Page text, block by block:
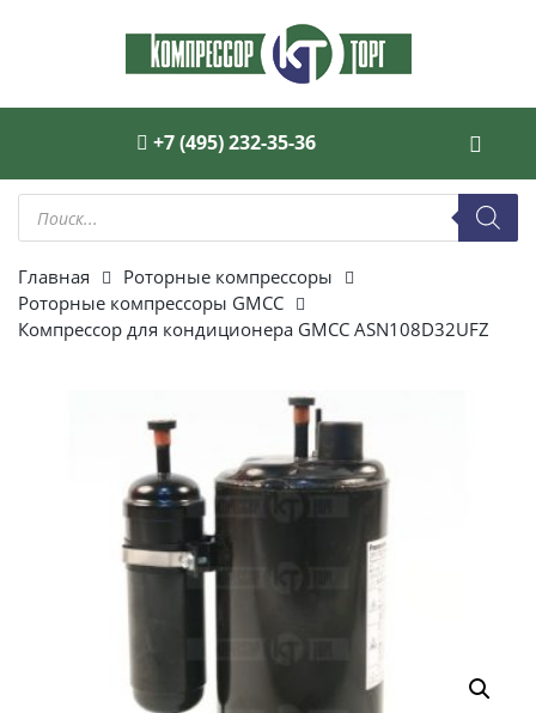
+7 (495) 232-35-36
Поиск
товаров
Главная
Роторные компрессоры
Роторные компрессоры GMCC
Компрессор для кондиционера GMCC ASN108D32UFZ